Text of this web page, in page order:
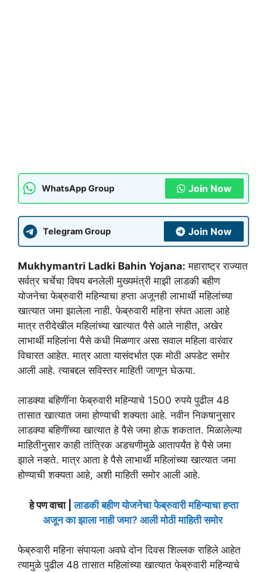
WhatsApp Group Join Now
Telegram Group Join Now
Mukhymantri Ladki Bahin Yojana: महाराष्ट्र राज्यात
सर्वत्र चर्चेचा विषय बनलेली मुख्यमंत्री माझी लाडकी बहीण
योजनेचा फेब्रुवारी महिन्याचा हप्ता अजूनही लाभार्थी महिलांच्या
खात्यात जमा झालेला नाही. फेब्रुवारी महिना संपत आला आहे
मात्र तरीदेखील महिलांच्या खात्यात पैसे आले नाहीत, अखेर
लाभार्थी महिलांना पैसे कधी मिळणार असा सवाल महिला वारंवार
विचारत आहेत. मात्र आता यासंदर्भात एक मोठी अपडेट समोर
आली आहे. त्याबद्दल सविस्तर माहिती जाणून घेऊया.
लाडक्या बहिणींना फेब्रुवारी महिन्याचे 1500 रुपये पुढील 48
तासात खात्यात जमा होण्याची शक्यता आहे. नवीन निकषानुसार
लाडक्या बहिणींच्या खात्यात हे पैसे जमा होऊ शकतात. मिळालेल्या
माहितीनुसार काही तांत्रिक अडचणीमुळे आतापर्यंत हे पैसे जमा
झाले नव्हते. मात्र आता हे पैसे लाभार्थी महिलांच्या खात्यात जमा
होण्याची शक्यता आहे, अशी माहिती समोर आली आहे.
हे पण वाचा |लाडकी बहीण योजनेचा फेब्रुवारी महिन्याचा हप्ता
अजून का झाला नाही जमा? आली मोठी माहिती समोर
फेब्रुवारी महिना संपायला अवघे दोन दिवस शिल्लक राहिले आहेत
त्यामुळे पुढील 48 तासात महिलांच्या खात्यात फेब्रुवारी महिन्याचे